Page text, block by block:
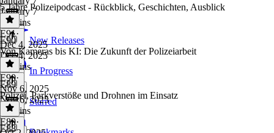
New Releases
In Progress
Starred
January 7
19 mins
5 Jahre Polizeipodcast - Rückblick, Geschichten, Ausblick
E91·
Dec 4, 2025
Dec 4, 2025
46 mins
E90
Von Kameras bis KI: Die Zukunft der Polizeiarbeit
E90·
Nov 6, 2025
Nov 6, 2025
27 mins
E89
Polizei, Parkverstöße und Drohnen im Einsatz
E89·
E88